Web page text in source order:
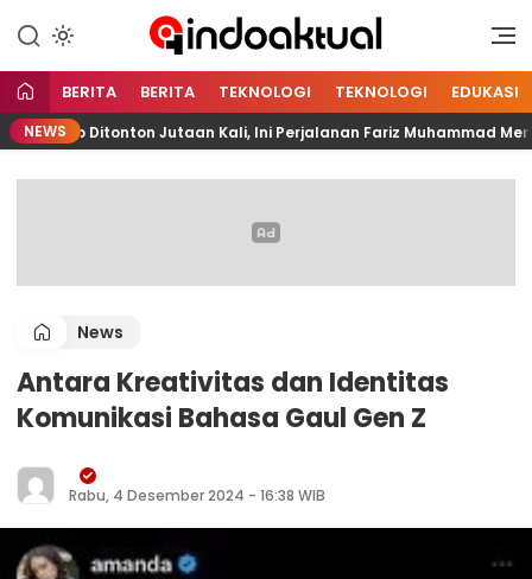
Indoaktual
Indonesia Aktual
BERITA BERITA TEKNOLOGI TEKNOLOGI EDUKASI
NEWS
Video Ditonton Jutaan Kali, Ini Perjalanan Fariz Muhammad
News
Antara Kreativitas dan Identitas
Komunikasi Bahasa Gaul Gen Z
Rabu, 4 Desember 2024 - 16:38 WIB